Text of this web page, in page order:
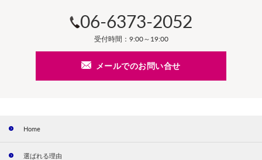
06-6373-2052
受付時間：9:00～19:00
メールでのお問い合せ
Home
選ばれる理由